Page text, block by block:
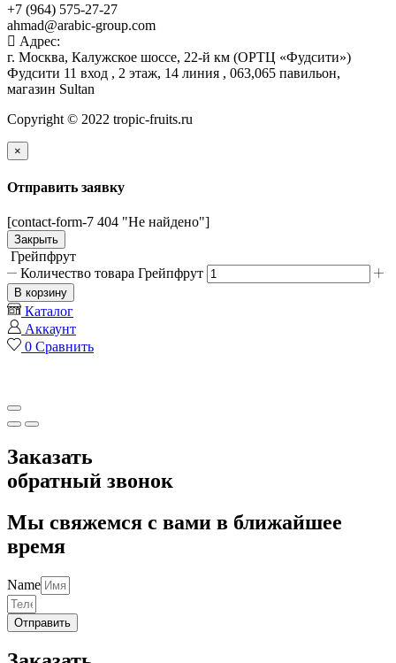
+7 (964) 575-27-27
ahmad@arabic-group.com
Адрес:
г. Москва, Калужское шоссе, 22-й км (ОРТЦ «Фудсити»)
Фудсити 11 вход , 2 этаж, 14 линия , 063,065 павильон,
магазин Sultan
Copyright © 2022 tropic-fruits.ru
×
Отправить заявку
[contact-form-7 404 "Не найдено"]
Закрыть
Грейпфрут
Количество товара Грейпфрут
В корзину
Каталог
Аккаунт
0 Сравнить
Заказать
обратный звонок
Мы свяжемся с вами в ближайшее
время
Name
Отправить